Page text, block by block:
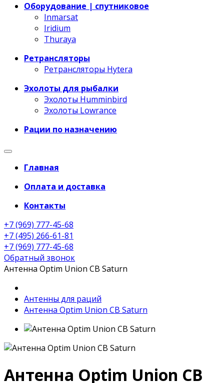
Оборудование | спутниковое
Inmarsat
Iridium
Thuraya
Ретрансляторы
Ретрансляторы Hytera
Эхолоты для рыбалки
Эхолоты Humminbird
Эхолоты Lowrance
Рации по назначению
Главная
Оплата и доставка
Контакты
+7 (969) 777-45-68
+7 (495) 266-61-81
+7 (969) 777-45-68
Обратный звонок
Антенна Optim Union CB Saturn
Антенны для раций
Антенна Optim Union CB Saturn
Антенна Optim Union CB